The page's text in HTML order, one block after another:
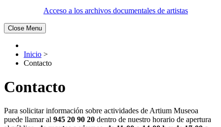
Acceso a los archivos documentales de artistas
Close Menu
Inicio >
Contacto
Contacto
Para solicitar información sobre actividades de Artium Museoa
puede llamar al 945 20 90 20 dentro de nuestro horario de apertura